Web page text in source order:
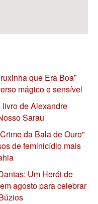
que Era Boa”
mágico e sensível
de Alexandre
Sarau
da Bala de Ouro”
de feminicídio mais
Um Herói de
agosto para celebrar